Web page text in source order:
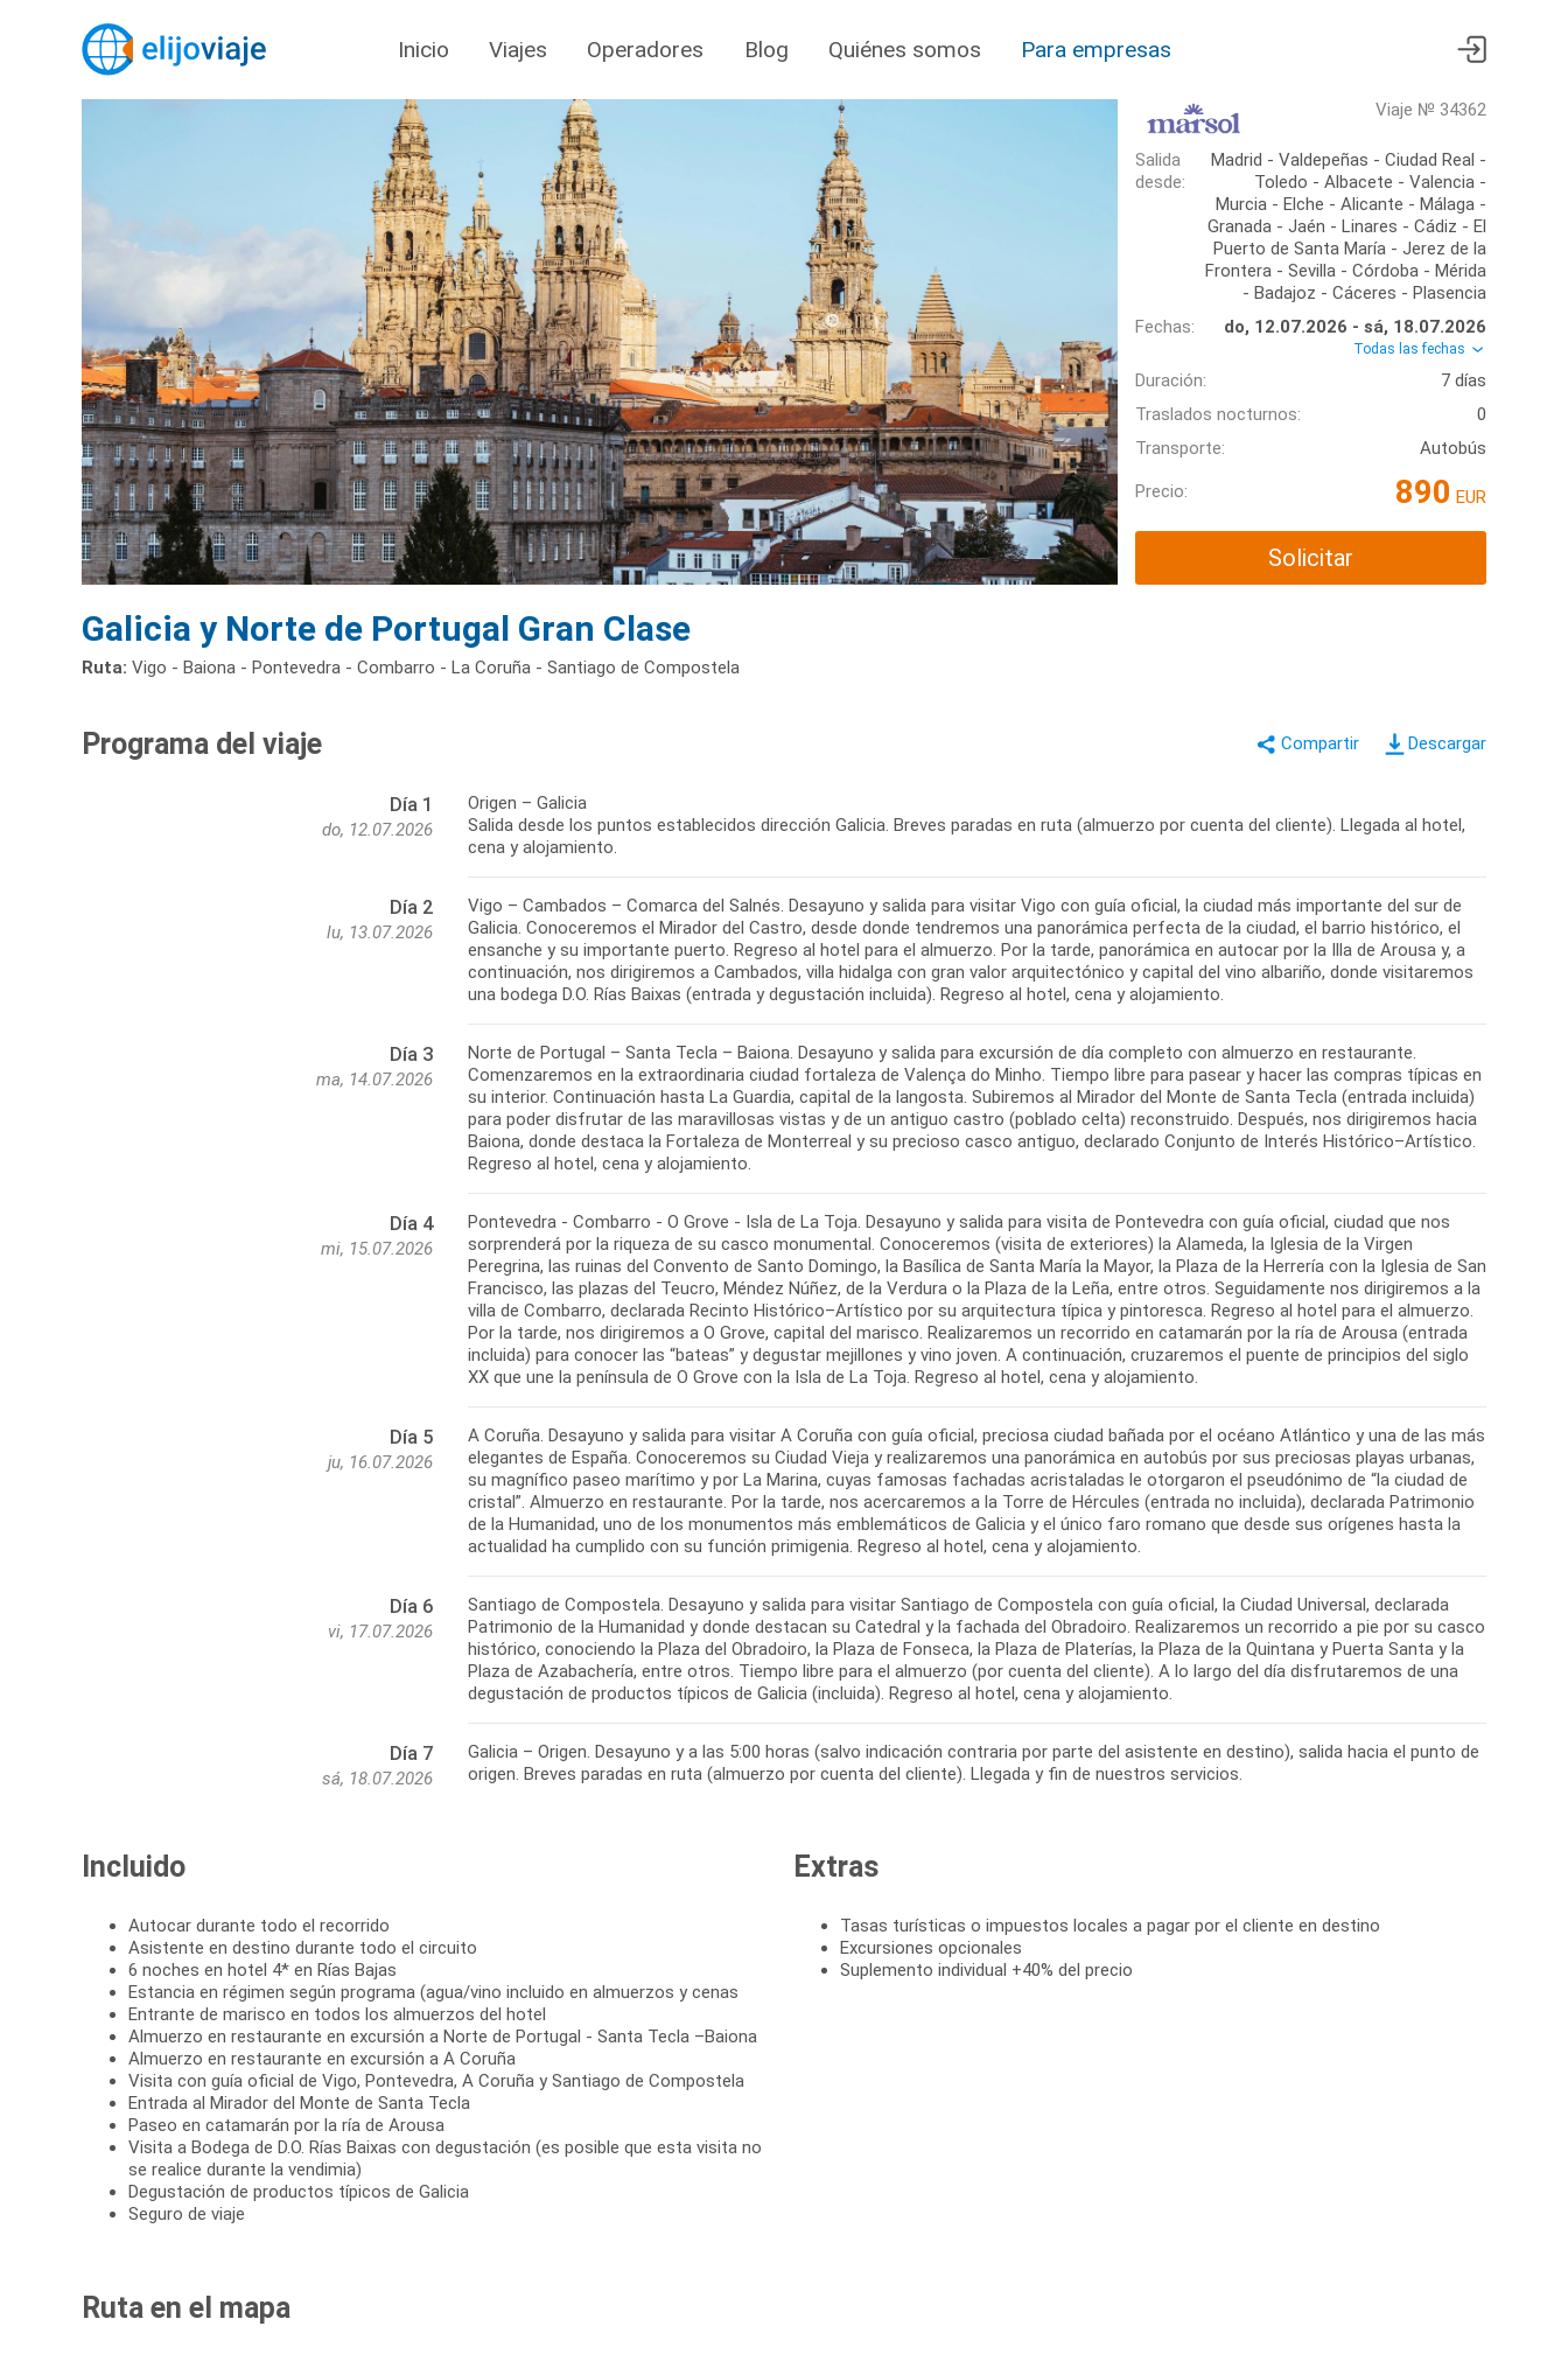
Inicio Viajes Operadores Blog Quiénes somos Para empresas
Viaje № 34362
Salida
desde:
Madrid - Valdepeñas - Ciudad Real -
Toledo - Albacete - Valencia -
Murcia - Elche - Alicante - Málaga -
Granada - Jaén - Linares - Cádiz - El
Puerto de Santa María - Jerez de la
Frontera - Sevilla - Córdoba - Mérida
- Badajoz - Cáceres - Plasencia
Fechas:
do, 12.07.2026 - sá, 18.07.2026
Todas las fechas
Duración:
7 días
Traslados nocturnos:
0
Transporte:
Autobús
Precio: 890 EUR
Solicitar
Galicia y Norte de Portugal Gran Clase
Ruta: Vigo - Baiona - Pontevedra - Combarro - La Coruña - Santiago de Compostela
Descargar
Programa del viaje
Día 1
do, 12.07.2026
Origen – Galicia
Salida desde los puntos establecidos dirección Galicia. Breves paradas en ruta (almuerzo por cuenta del cliente). Llegada al hotel,
cena y alojamiento.
Día 2
lu, 13.07.2026
Vigo – Cambados – Comarca del Salnés. Desayuno y salida para visitar Vigo con guía oficial, la ciudad más importante del sur de
Galicia. Conoceremos el Mirador del Castro, desde donde tendremos una panorámica perfecta de la ciudad, el barrio histórico, el
ensanche y su importante puerto. Regreso al hotel para el almuerzo. Por la tarde, panorámica en autocar por la Illa de Arousa y, a
continuación, nos dirigiremos a Cambados, villa hidalga con gran valor arquitectónico y capital del vino albariño, donde visitaremos
Día 3
ma, 14.07.2026
Norte de Portugal – Santa Tecla – Baiona. Desayuno y salida para excursión de día completo con almuerzo en restaurante.
Comenzaremos en la extraordinaria ciudad fortaleza de Valença do Minho. Tiempo libre para pasear y hacer las compras típicas en
su interior. Continuación hasta La Guardia, capital de la langosta. Subiremos al Mirador del Monte de Santa Tecla (entrada incluida)
para poder disfrutar de las maravillosas vistas y de un antiguo castro (poblado celta) reconstruido. Después, nos dirigiremos hacia
Baiona, donde destaca la Fortaleza de Monterreal y su precioso casco antiguo, declarado Conjunto de Interés Histórico–Artístico.
Día 4
mi, 15.07.2026
Pontevedra - Combarro - O Grove - Isla de La Toja. Desayuno y salida para visita de Pontevedra con guía oficial, ciudad que nos
sorprenderá por la riqueza de su casco monumental. Conoceremos (visita de exteriores) la Alameda, la Iglesia de la Virgen
Peregrina, las ruinas del Convento de Santo Domingo, la Basílica de Santa María la Mayor, la Plaza de la Herrería con la Iglesia de San
Francisco, las plazas del Teucro, Méndez Núñez, de la Verdura o la Plaza de la Leña, entre otros. Seguidamente nos dirigiremos a la
villa de Combarro, declarada Recinto Histórico–Artístico por su arquitectura típica y pintoresca. Regreso al hotel para el almuerzo.
Por la tarde, nos dirigiremos a O Grove, capital del marisco. Realizaremos un recorrido en catamarán por la ría de Arousa (entrada
incluida) para conocer las “bateas” y degustar mejillones y vino joven. A continuación, cruzaremos el puente de principios del siglo
Día 5
ju, 16.07.2026
A Coruña. Desayuno y salida para visitar A Coruña con guía oficial, preciosa ciudad bañada por el océano Atlántico y una de las más
elegantes de España. Conoceremos su Ciudad Vieja y realizaremos una panorámica en autobús por sus preciosas playas urbanas,
su magnífico paseo marítimo y por La Marina, cuyas famosas fachadas acristaladas le otorgaron el pseudónimo de “la ciudad de
cristal”. Almuerzo en restaurante. Por la tarde, nos acercaremos a la Torre de Hércules (entrada no incluida), declarada Patrimonio
de la Humanidad, uno de los monumentos más emblemáticos de Galicia y el único faro romano que desde sus orígenes hasta la
Día 6
vi, 17.07.2026
Santiago de Compostela. Desayuno y salida para visitar Santiago de Compostela con guía oficial, la Ciudad Universal, declarada
Patrimonio de la Humanidad y donde destacan su Catedral y la fachada del Obradoiro. Realizaremos un recorrido a pie por su casco
histórico, conociendo la Plaza del Obradoiro, la Plaza de Fonseca, la Plaza de Platerías, la Plaza de la Quintana y Puerta Santa y la
Plaza de Azabachería, entre otros. Tiempo libre para el almuerzo (por cuenta del cliente). A lo largo del día disfrutaremos de una
Día 7
sá, 18.07.2026
Galicia – Origen. Desayuno y a las 5:00 horas (salvo indicación contraria por parte del asistente en destino), salida hacia el punto de
Incluido
Autocar durante todo el recorrido
Asistente en destino durante todo el circuito
6 noches en hotel 4* en Rías Bajas
Estancia en régimen según programa (agua/vino incluido en almuerzos y cenas
Entrante de marisco en todos los almuerzos del hotel
Almuerzo en restaurante en excursión a Norte de Portugal - Santa Tecla –Baiona
Almuerzo en restaurante en excursión a A Coruña
Visita con guía oficial de Vigo, Pontevedra, A Coruña y Santiago de Compostela
Entrada al Mirador del Monte de Santa Tecla
Paseo en catamarán por la ría de Arousa
Visita a Bodega de D.O. Rías Baixas con degustación (es posible que esta visita no
se realice durante la vendimia)
Degustación de productos típicos de Galicia
Seguro de viaje
Extras
Tasas turísticas o impuestos locales a pagar por el cliente en destino
Excursiones opcionales
Suplemento individual +40% del precio
Ruta en el mapa